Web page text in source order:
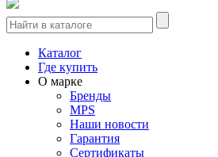
Каталог
Где купить
О марке
Бренды
MPS
Наши новости
Гарантия
Сертификаты